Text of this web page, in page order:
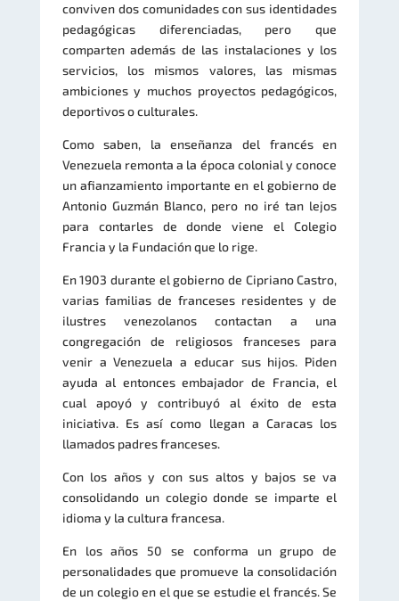
conviven dos comunidades con sus identidades
pedagógicas diferenciadas, pero que
comparten además de las instalaciones y los
servicios, los mismos valores, las mismas
ambiciones y muchos proyectos pedagógicos,
deportivos o culturales.
Como saben, la enseñanza del francés en
Venezuela remonta a la época colonial y conoce
un afianzamiento importante en el gobierno de
Antonio Guzmán Blanco, pero no iré tan lejos
para contarles de donde viene el Colegio
Francia y la Fundación que lo rige.
En 1903 durante el gobierno de Cipriano Castro,
varias familias de franceses residentes y de
ilustres venezolanos contactan a una
congregación de religiosos franceses para
venir a Venezuela a educar sus hijos. Piden
ayuda al entonces embajador de Francia, el
cual apoyó y contribuyó al éxito de esta
iniciativa. Es así como llegan a Caracas los
llamados padres franceses.
Con los años y con sus altos y bajos se va
consolidando un colegio donde se imparte el
idioma y la cultura francesa.
En los años 50 se conforma un grupo de
personalidades que promueve la consolidación
de un colegio en el que se estudie el francés. Se